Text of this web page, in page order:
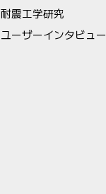
耐震工学研究
ユーザーインタビュー